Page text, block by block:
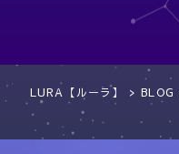
LURA【ルーラ】 >BLOG